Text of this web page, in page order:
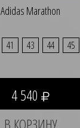
Adidas Marathon
41 43 44 45
4 540